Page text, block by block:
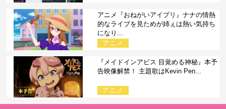
アニメ『おねがいアイプリ』ナナの情熱
的なライブを見ためが姉ぇは熱い気持ち
になり...
アニメ
『メイドインアビス 目覚める神秘』本予
告映像解禁！ 主題歌はKevin Pen...
アニメ